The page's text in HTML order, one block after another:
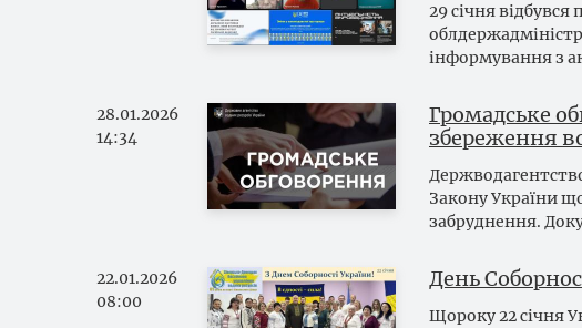
29 січня
інформування з
28.01.2026
14:34
Громадське
збереження
Закону України
забруднення.
22.01.2026
08:00
День
Щороку 22 січня